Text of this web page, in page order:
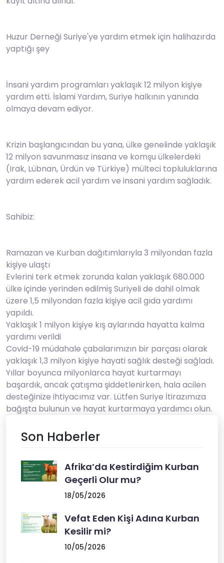
Huzur Derneği Suriye'ye yardım etmek için halihazırda
yaptığı şey
İnsani yardım programları yaklaşık 12 milyon kişiye
yardım etti. İslami Yardım, Suriye halkının yanında
olmaya devam ediyor.
Krizin başlangıcından bu yana, ülke genelinde yaklaşık
12 milyon savunmasız insana ve komşu ülkelerdeki
(Irak, Lübnan, Ürdün ve Türkiye) mülteci topluluklarına
yardım ederek acil yardım ve insani yardım sağladık.
Sahibiz:
Ramazan ve Kurban dağıtımlarıyla 3 milyondan fazla
kişiye ulaştı
Evlerini terk etmek zorunda kalan yaklaşık 680.000
ülke içinde yerinden edilmiş Suriyeli de dahil olmak
üzere 1,5 milyondan fazla kişiye acil gıda yardımı
yapıldı.
Yaklaşık 1 milyon kişiye kış aylarında hayatta kalma
yardımı verildi
Covid-19 müdahale çabalarımızın bir parçası olarak
yaklaşık 1,3 milyon kişiye hayati sağlık desteği sağladı.
Yıllar boyunca milyonlarca hayat kurtarmayı
başardık, ancak çatışma şiddetlenirken, hala acilen
desteğinize ihtiyacımız var. Lütfen Suriye İtirazımıza
bağışta bulunun ve hayat kurtarmaya yardımcı olun.
Son Haberler
Afrika’da Kestirdiğim Kurban
Geçerli Olur mu?
18/05/2026
Vefat Eden Kişi Adına Kurban
Kesilir mi?
10/05/2026